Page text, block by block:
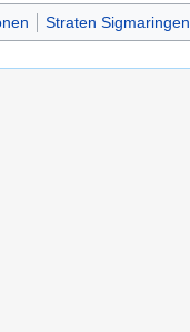
Straten Sigmaringen